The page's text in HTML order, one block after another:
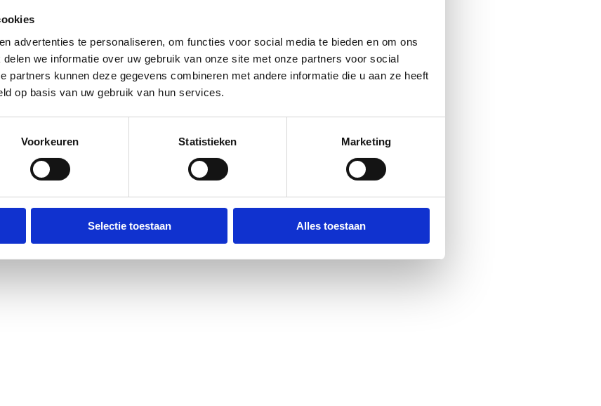
advertenties te personaliseren, om functies voor social media te bieden en om ons
we informatie over uw gebruik van onze site met onze partners voor social
partners kunnen deze gegevens combineren met andere informatie die u aan ze heeft
op basis van uw gebruik van hun services.
Voorkeuren Statistieken Marketing
Selectie toestaan Alles toestaan
Tens